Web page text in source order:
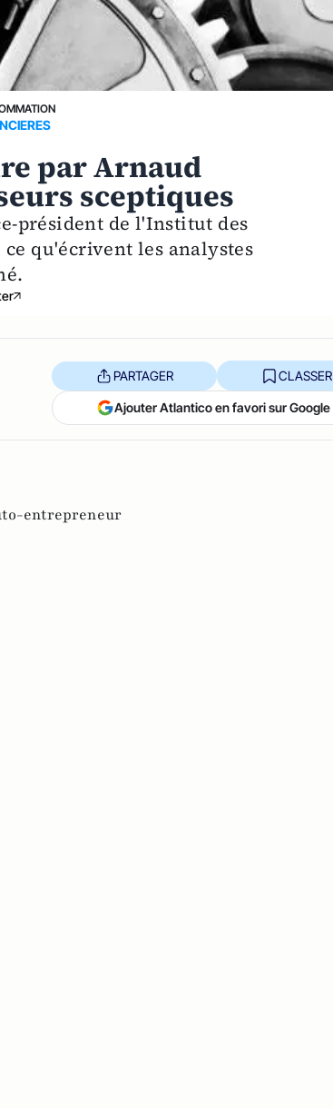
par Arnaud
sceptiques
président de l'Institut des
qu'écrivent les analystes
PARTAGER CLASSER
Ajouter Atlantico en favori sur Google
entrepreneur